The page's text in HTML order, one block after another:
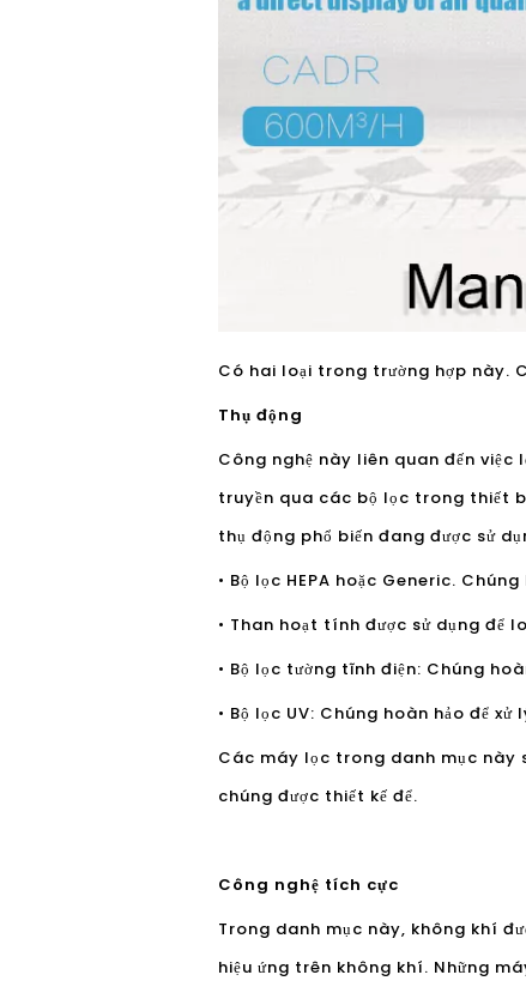
Có hai loại trong trường hợp này.
Thụ động
Công nghệ này liên quan đến
truyền qua các bộ lọc trong thiết
thụ động phổ biến đang được sử
• Bộ lọc HEPA hoặc Generic.
• Than hoạt tính được sử dụng để
• Bộ lọc tường tĩnh điện: Chúng
• Bộ lọc UV: Chúng hoàn hảo để
Các máy lọc trong danh mục này
chúng được thiết kế để.
Công nghệ tích cực
Trong danh mục này, không khí
hiệu ứng trên không khí. Những